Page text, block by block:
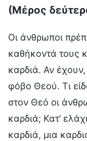
(Μέρος
Οι άνθρωποι πρέπει να προσεγγίζουν τα καθήκοντά τους και τον Θεό με ειλικρινή καρδιά. Αν έχουν, θα είναι άτομα που έχουν φόβο Θεού. Τι είδους στάση έχουν απέναντι στον Θεό οι άνθρωποι που έχουν ειλικρινή καρδιά; Κατ’ ελάχιστον, έχουν θεοφοβούμενη καρδιά, μια καρδιά που υποτάσσεται στον Θεό στα πάντα, δεν ρωτάνε για ευλογίες ή για κακοτυχίες, δεν μιλάνε καθόλου για τις καταστάσεις, αφήνονται στο έλεος της ενορχήστρωσης του Θεού —είναι άνθρωποι που έχουν ειλικρινή καρδιά. Είναι άνθρωποι με ειλικρινή καρδιά εκείνοι που είναι πάντα δύσπιστοι απέναντι στον Θεό, που πάντα Τον εξετάζουν εξονυχιστικά, που πάντα προσπαθούν να συνάψουν συμφωνία μαζί Του —είναι αυτοί άνθρωποι με ειλικρινή καρδιά; (Όχι.) Τι εδρεύει μέσα στην καρδιά αυτών των ανθρώπων; Η δολιότητα και η μοχθηρία· συνέχεια εξετάζουν εξονυχιστικά. Και τι είναι αυτό που εξετάζουν εξονυχιστικά; (Η στάση του Θεού απέναντι στους ανθρώπους.) Διαρκώς εξετάζουν εξονυχιστικά τη στάση που έχει ο Θεός απέναντι στους ανθρώπους. Τι πρόβλημα είναι αυτό; Και γιατί το εξετάζουν εξονυχιστικά; Επειδή αφορά τα καίρια συμφέροντά τους. Μέσα τους, σκέφτονται: «Ο Θεός δημιούργησε αυτές τις συνθήκες για μένα, Αυτός προκάλεσε αυτό που μου συνέβη. Γιατί το έκανε αυτό; Κάτι τέτοιο δεν έχει συμβεί σε άλλους ανθρώπους· γιατί έπρεπε να συμβεί σ’ εμένα; Και ποιες θα είναι οι συνέπειες στη συνέχεια;» Αυτά τα πράγματα εξετάζουν εξονυχιστικά, εξετάζουν αυτά που κερδίζουν και αυτά που χάνουν, τις ευλογίες και τις κακοτυχίες τους. Και ενώ εξετάζουν αυτά τα πράγματα, μπορούν να κάνουν πράξη την αλήθεια; Μπορούν να υποταχθούν στον Θεό; Δεν μπορούν. Και τι φύση έχουν όλα αυτά που σκέφτονται όλη την ώρα μέσα τους; Όλα αυτά αφορούν εκ φύσεως το προσωπικό συμφέρον τους και τον εαυτό τους. Όποιο καθήκον κι αν εκτελούν, πρώτα εξετάζουν εξονυχιστικά τα εξής: «Θα υποφέρω εκτελώντας αυτό το καθήκον; Θα χρειάζεται συχνά να εργάζομαι και να βγαίνω έξω; Θα μπορώ να τρώω και να ξεκουράζομαι τακτικά; Θα πρέπει να σηκώνομαι πρωί-πρωί; Τι ανθρώπους θα γνωρίσω; Θα συναντώ συχνά άπιστους; Αυτήν τη στιγμή, ο έξω κόσμος είναι πολύ εχθρικός· αν πρέπει συνέχεια να εργάζομαι και να βγαίνω έξω, τι θα κάνω αν με πιάσει ο μεγάλος κόκκινος δράκοντας;» Ενώ φαίνεται ότι αποδέχονται τα καθήκοντά τους, υπάρχει δολιότητα μέσα τους, αφού τα εξετάζουν όλα αυτά εξονυχιστικά. Κάνοντάς το αυτό, στην πραγματικότητα υπολογίζουν τις προοπτικές τους και την τύχη τους, και δεν τους νοιάζουν καθόλου τα συμφέροντα του οίκου του Θεού. Και ποιο είναι το αποτέλεσμα όταν οι άνθρωποι λαμβάνουν υπόψη μόνο τις δικές τους προοπτικές, τη δική τους μοίρα και τα δικά τους συμφέροντα; Δεν τους είναι εύκολο να υποταχθούν στον Θεό, και ακόμα και όταν το θέλουν, δεν μπορούν να το κάνουν. Όσοι δίνουν μεγάλη αξία στις προοπτικές τους, στην τύχη τους και στα συμφέροντά τους εξετάζουν πάντα εξονυχιστικά αν το έργο του Θεού είναι ωφέλιμο για όλα αυτά και αν πρόκειται μέσα από αυτό να αποκτήσουν την ευλογία. Τελικά, όμως, κερδίζουν τίποτα από αυτήν την εξονυχιστική εξέταση; Το μόνο που κάνουν είναι να επαναστατούν ενάντια στον Θεό και να Του εναντιώνονται. Ακόμη και όταν επιμένουν να εκτελέσουν τα καθήκοντά τους, τα εκτελούν επιπόλαια, μέσα στην αρνητικότητα· μέσα τους, σκέφτονται συνεχώς πώς θα επωφεληθούν και πώς να μη χάσουν. Τέτοια είναι τα κίνητρά τους όταν εκτελούν τα καθήκοντά τους, και σ’ αυτό, προσπαθούν να συνάψουν συμφωνία με τον Θεό. Τι διάθεση είναι αυτή; Είναι δολιότητα, είναι μια μοχθηρή διάθεση. Δεν είναι πλέον μια συνηθισμένη διεφθαρμένη διάθεση, έχει εξελιχθεί σε μοχθηρία. Και όταν υπάρχει στην καρδιά τους μια τέτοια μοχθηρή διάθεση, μάχονται ενάντια στον Θεό! Θα πρέπει να καταλάβετε καλά αυτό το πρόβλημα. Αν οι άνθρωποι εξετάζουν διαρκώς εξονυχιστικά τον Θεό και προσπαθούν να κάνουν συμφωνίες όταν εκτελούν το καθήκον τους, μπορούν να το εκτελέσουν σωστά; Με τίποτα. Δεν λατρεύουν τον Θεό με την καρδιά τους και με ειλικρίνεια, δεν έχουν ειλικρινή καρδιά, παρακολουθούν καθώς εκτελούν τα καθήκοντά τους, πάντα συγκρατημένοι —και ποιο είναι το αποτέλεσμα; Ο Θεός δεν εργάζεται μέσα τους, και μπερδεύονται και πέφτουν σε σύγχυση, δεν κατανοούν τις αλήθεια-αρχές, ενεργούν σύμφωνα με τις δικές τους ροπές, και πάντοτε παρεκκλίνουν. Και γιατί παρεκκλίνουν πάντοτε; Επειδή δεν έχουν διαύγεια στην καρδιά τους, και όταν τους συμβαίνουν πράγματα δεν κάνουν